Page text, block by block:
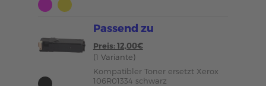
Passend zu
Preis: 12,00€
(1 Variante)
Kompatibler Toner ersetzt Xerox
106R01334 schwarz